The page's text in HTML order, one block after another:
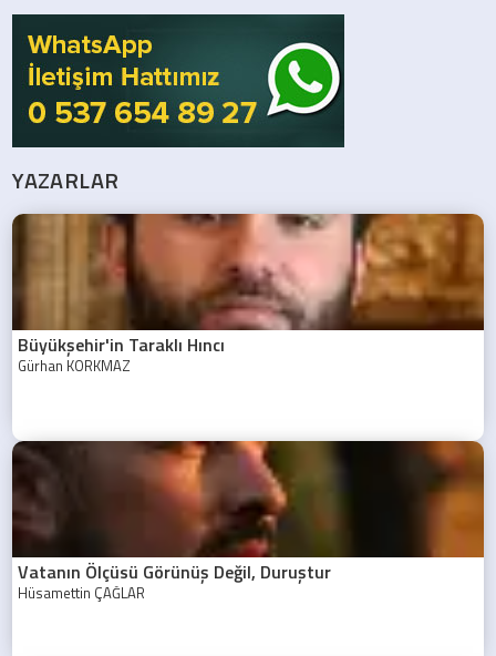
YAZARLAR
Büyükşehir'in Taraklı Hıncı
Gürhan KORKMAZ
Vatanın Ölçüsü Görünüş Değil, Duruştur
Hüsamettin ÇAĞLAR